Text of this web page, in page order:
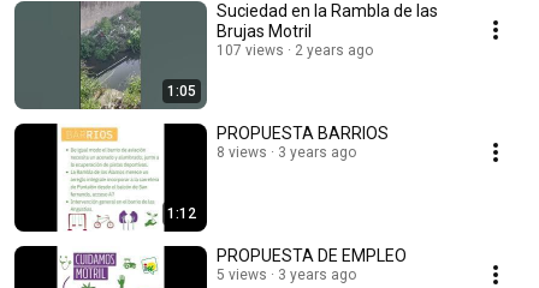
1:05
Suciedad en la Rambla de las
Brujas Motril
107 views 2 years ago
1:12
PROPUESTA BARRIOS
8 views 3 years ago
PROPUESTA DE EMPLEO
5 views 3 years ago